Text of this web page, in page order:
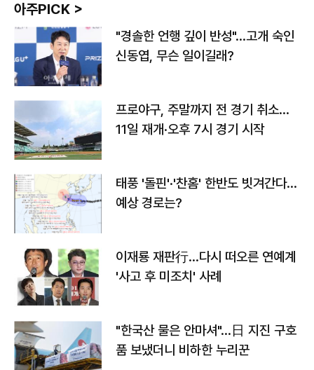
아주PICK >
"경솔한 언행 깊이 반성"…고개 숙인
신동엽, 무슨 일이길래?
프로야구, 주말까지 전 경기 취소…
11일 재개·오후 7시 경기 시작
태풍 '돌핀'·'찬홈' 한반도 빗겨간다…
예상 경로는?
이재룡 재판行…다시 떠오른 연예계
'사고 후 미조치' 사례
"한국산 물은 안마셔"…日 지진 구호
품 보냈더니 비하한 누리꾼